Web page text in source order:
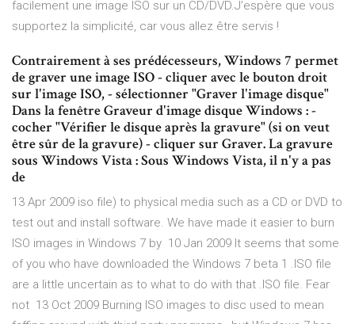
facilement une image ISO sur un CD/DVD.J’espère que vous
supportez la simplicité, car vous allez être servis !
Contrairement à ses prédécesseurs, Windows 7 permet
de graver une image ISO - cliquer avec le bouton droit
sur l'image ISO, - sélectionner "Graver l'image disque"
Dans la fenêtre Graveur d'image disque Windows : -
cocher "Vérifier le disque après la gravure" (si on veut
être sûr de la gravure) - cliquer sur Graver. La gravure
sous Windows Vista : Sous Windows Vista, il n'y a pas
de
13 Apr 2009 iso file) to physical media such as a CD or DVD to
test out and install software. We have made it easier to burn
ISO images in Windows 7 by 10 Jan 2009 It seems that some
of you who have downloaded the Windows 7 beta 1 .ISO file
are a little uncertain as to what to do with that .ISO file. Fear
not 13 Oct 2009 Burning ISO images to disc used to mean